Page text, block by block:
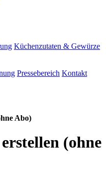
Küchenzutaten & Gewürze
Pressebereich Kontakt
Abo)
(ohne